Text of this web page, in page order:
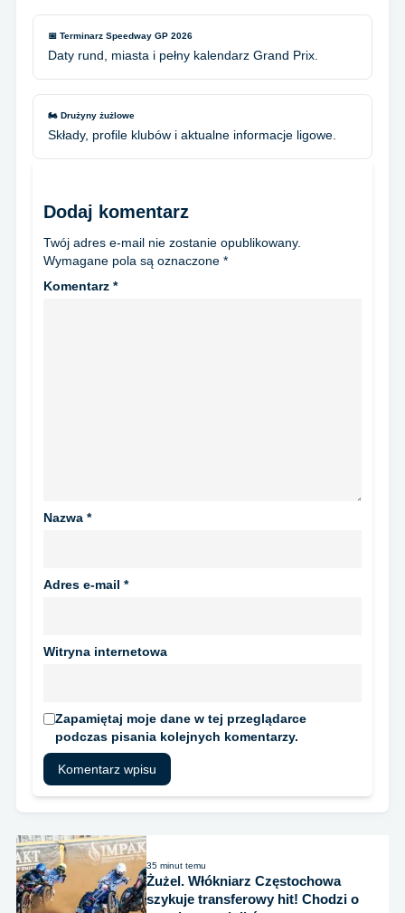
📅 Terminarz Speedway GP 2026
Daty rund, miasta i pełny kalendarz Grand Prix.
🏍️ Drużyny żużlowe
Składy, profile klubów i aktualne informacje ligowe.
Dodaj komentarz
Twój adres e-mail nie zostanie opublikowany.
Wymagane pola są oznaczone *
Komentarz *
Nazwa *
Adres e-mail *
Witryna internetowa
Zapamiętaj moje dane w tej przeglądarce
podczas pisania kolejnych komentarzy.
35 minut temu
Żużel. Włókniarz Częstochowa
szykuje transferowy hit! Chodzi o